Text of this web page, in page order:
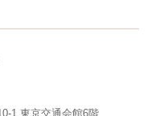
1 東京交通会館6階